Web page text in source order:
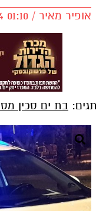
אופיר מאיר / 01:10 16.01.24
תגים: בת ים סכין